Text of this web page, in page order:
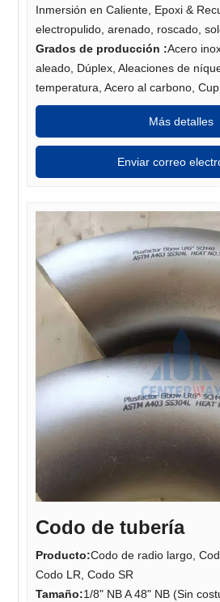
Inmersión en Caliente, Epoxi &
electropulido, arenado, roscado,
Grados de producción :Acero
aleado, Dúplex, Aleaciones de
temperatura, Acero al carbono,
Más detalles
Enviar correo
Codo de tubería
Producto:Codo de radio largo,
Codo LR, Codo SR
Tamaño:1/8" NB A 48" NB (Sin